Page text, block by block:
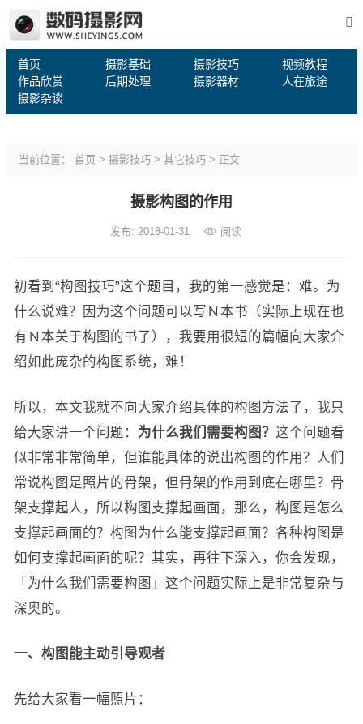
首页 摄影基础 摄影技巧
视频教程
作品欣赏
后期处理 摄影器材
人在旅途
摄影杂谈
当前位置： 首页 > 摄影技巧> 其它技巧> 正文
摄影构图的作用
发布: 2018-01-31 阅读
​​​初看到“构图技巧”这个题目，我的第一感觉是：难。为
什么说难？因为这个问题可以写Ｎ本书（实际上现在也
有Ｎ本关于构图的书了），我要用很短的篇幅向大家介
绍如此庞杂的构图系统，难！
所以，本文我就不向大家介绍具体的构图方法了，我只
给大家讲一个问题： 为什么我们需要构图？ 这个问题看
似非常非常简单，但谁能具体的说出构图的作用？人们
常说构图是照片的骨架，但骨架的作用到底在哪里？骨
架支撑起人，所以构图支撑起画面，那么，构图是怎么
支撑起画面的？构图为什么能支撑起画面？各种构图是
如何支撑起画面的呢？其实，再往下深入，你会发现，
「为什么我们需要构图」这个问题实际上是非常复杂与
深奥的。
一、构图能主动引导观者
先给大家看一幅照片：